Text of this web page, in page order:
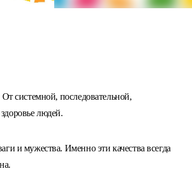
системной, последовательной,
людей.
и мужества. Именно эти качества всегда